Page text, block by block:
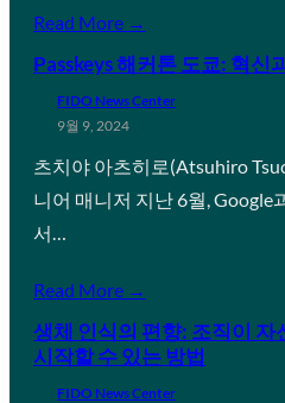
Read More →
Passkeys 해커톤 도쿄: 혁신
FIDO News Center
9월 9, 2024
츠치야 아츠히로(Atsuhiro
니어 매니저 지난 6월, Google
서…
Read More →
생체 인식의 편향: 조직이 자
시작할 수 있는 방법
FIDO News Center